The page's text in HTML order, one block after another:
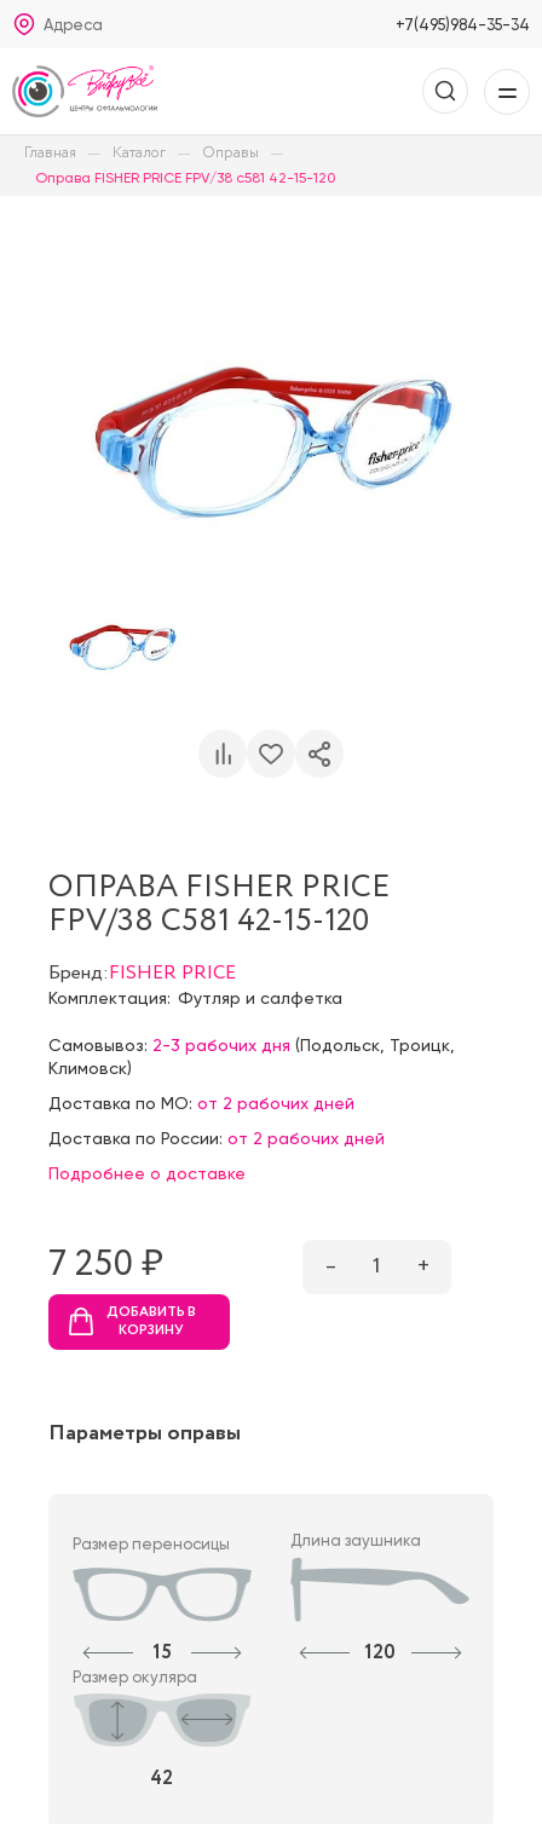
Адреса +7(495)984-35-34
Главная Каталог Оправы
Оправа FISHER PRICE FPV/38 c581 42-15-120
ОПРАВА FISHER PRICE
FPV/38 C581 42-15-120
Бренд:FISHER PRICE
Комплектация: Футляр и салфетка
Самовывоз: 2-3 рабочих дня (Подольск Троицк
Климовск)
Доставка по МО: от 2 рабочих дней
Доставка по России: от 2 рабочих дней
Подробнее о доставке
7 250 ₷ – 1 +
ДОБАВИТЬ В
КОРЗИНУ
Параметры оправы
Размер переносицы
15
Длина заушника
120
Размер окуляра
42